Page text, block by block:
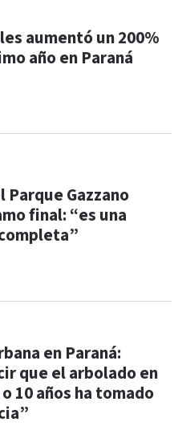
aumentó un 200%
año en Paraná
Parque Gazzano
final: “es una
en Paraná:
que el arbolado en
10 años ha tomado